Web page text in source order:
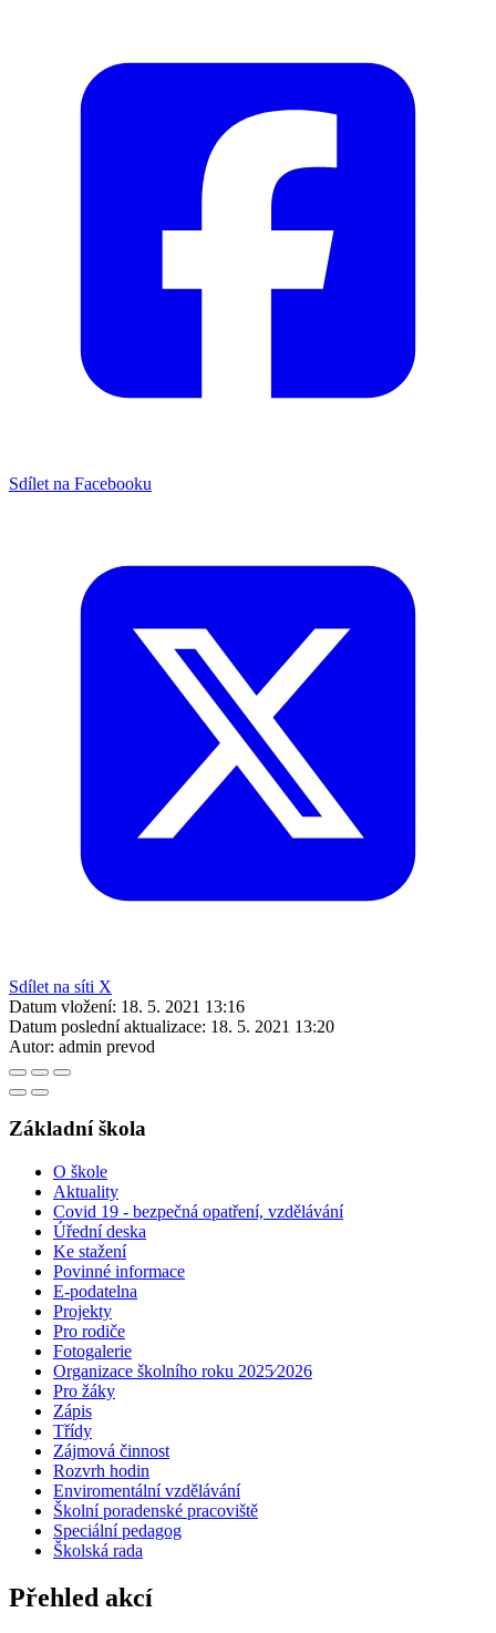
Sdílet na Facebooku
Sdílet na síti X
Datum vložení: 18. 5. 2021 13:16
Datum poslední aktualizace: 18. 5. 2021 13:20
Autor: admin prevod
Základní škola
O škole
Aktuality
Covid 19 - bezpečná opatření, vzdělávání
Úřední deska
Ke stažení
Povinné informace
E-podatelna
Projekty
Pro rodiče
Fotogalerie
Organizace školního roku 2025⁄2026
Pro žáky
Zápis
Třídy
Zájmová činnost
Rozvrh hodin
Enviromentální vzdělávání
Školní poradenské pracoviště
Speciální pedagog
Školská rada
Přehled akcí